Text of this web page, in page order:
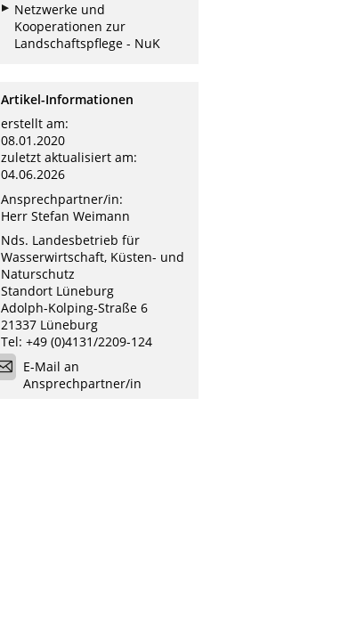
Netzwerke und
Kooperationen zur
Landschaftspflege - NuK
Artikel-Informationen
erstellt am:
08.01.2020
zuletzt aktualisiert am:
04.06.2026
Ansprechpartner/in:
Herr Stefan Weimann
Nds. Landesbetrieb für
Wasserwirtschaft, Küsten- und
Naturschutz
Standort Lüneburg
Adolph-Kolping-Straße 6
21337 Lüneburg
Tel: +49 (0)4131/2209-124
E-Mail an
Ansprechpartner/in